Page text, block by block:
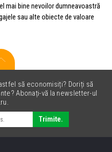
mai bine nevoilor dumneavoastră
sau alte obiecte de valoare
să economisiți? Doriți să
Abonați-vă la newsletter-ul
Trimite.